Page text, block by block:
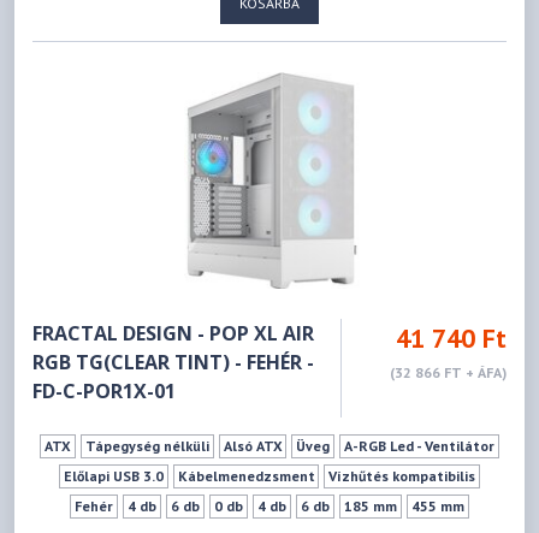
FRACTAL DESIGN - POP XL AIR
RGB TG(CLEAR TINT) - FEHÉR -
FD-C-POR1X-01
41 740 Ft
(32 866 FT + ÁFA)
ATX Tápegység nélküli Alsó ATX Üveg
A-RGB Led - Ventilátor
Előlapi USB 3.0
Kábelmenedzsment
Vízhűtés kompatibilis
Fehér
4 db 6 db 0 db 4 db 6 db 185 mm 455 mm